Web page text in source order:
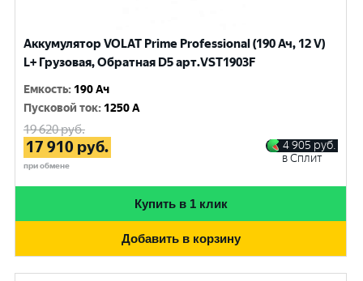
Аккумулятор VOLAT Prime Professional (190 Ач, 12 V)
L+ Грузовая, Обратная D5 арт.VST1903F
Емкость: 190 Ач
Пусковой ток: 1250 A
19 620руб.
17 910 руб.
при обмене
4 905 руб.
в Сплит
Купить в 1 клик
Добавить в корзину